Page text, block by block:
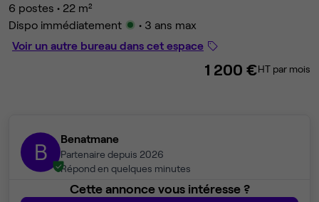
6 postes • 22 m²
Dispo immédiatement
• 3 ans max
Voir un autre bureau dans cet espace
1 200 €HT par mois
B Benatmane
Partenaire depuis 2026
Répond en quelques minutes
Cette annonce vous intéresse ?